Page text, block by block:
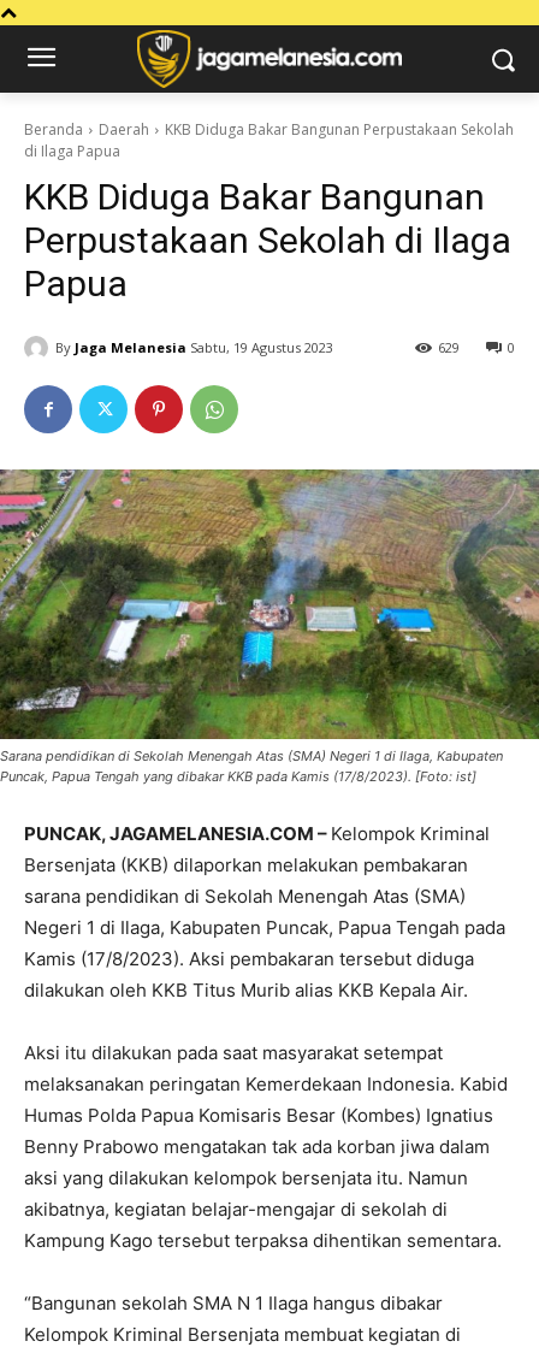
Beranda Daerah
KKB Diduga Bakar Bangunan Perpustakaan Sekolah
di Ilaga Papua
KKB Diduga Bakar Bangunan
Perpustakaan Sekolah di Ilaga
Papua
By Jaga Melanesia Sabtu, 19 Agustus 2023 0
629
Sarana pendidikan di Sekolah Menengah Atas (SMA) Negeri 1 di Ilaga, Kabupaten
Puncak, Papua Tengah yang dibakar KKB pada Kamis (17/8/2023). [Foto: ist]
PUNCAK, JAGAMELANESIA.COM – Kelompok Kriminal
Bersenjata (KKB) dilaporkan melakukan pembakaran
sarana pendidikan di Sekolah Menengah Atas (SMA)
Negeri 1 di Ilaga, Kabupaten Puncak, Papua Tengah pada
Kamis (17/8/2023). Aksi pembakaran tersebut diduga
dilakukan oleh KKB Titus Murib alias KKB Kepala Air.
Aksi itu dilakukan pada saat masyarakat setempat
melaksanakan peringatan Kemerdekaan Indonesia. Kabid
Humas Polda Papua Komisaris Besar (Kombes) Ignatius
Benny Prabowo mengatakan tak ada korban jiwa dalam
aksi yang dilakukan kelompok bersenjata itu. Namun
akibatnya, kegiatan belajar-mengajar di sekolah di
Kampung Kago tersebut terpaksa dihentikan sementara.
“Bangunan sekolah SMA N 1 Ilaga hangus dibakar
Kelompok Kriminal Bersenjata membuat kegiatan di